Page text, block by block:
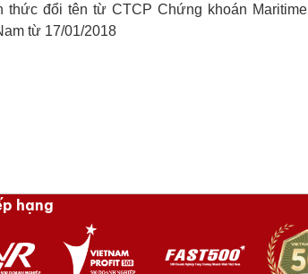
thức đổi tên từ CTCP Chứng khoán Maritime
từ 17/01/2018
hạng